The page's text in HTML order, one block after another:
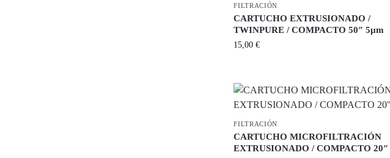
FILTRACIÓN
CARTUCHO EXTRUSIONADO /
TWINPURE / COMPACTO 50″ 5µm
15,00€
FILTRACIÓN
CARTUCHO MICROFILTRACIÓN
EXTRUSIONADO / COMPACTO 20″